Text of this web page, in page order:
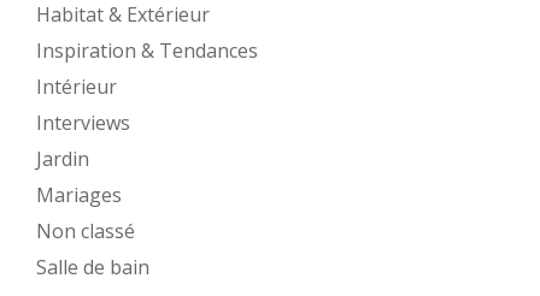
Habitat & Extérieur
Inspiration & Tendances
Intérieur
Interviews
Jardin
Mariages
Non classé
Salle de bain